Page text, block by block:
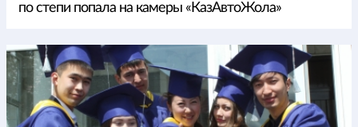
по степи попала на камеры «КазАвтоЖола»